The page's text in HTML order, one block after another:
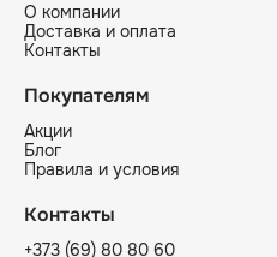
О компании
Доставка и оплата
Контакты
Покупателям
Акции
Блог
Правила и условия
Контакты
+373 (69) 80 80 60